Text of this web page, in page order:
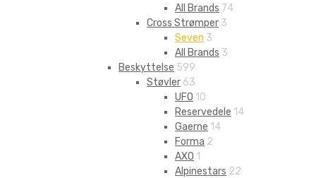
All Brands 74
Cross Strømper 3
Seven 3
All Brands 3
Beskyttelse 599
Støvler 63
UFO 10
Reservedele 14
Gaerne 14
Forma 2
AXO 1
Alpinestars 22